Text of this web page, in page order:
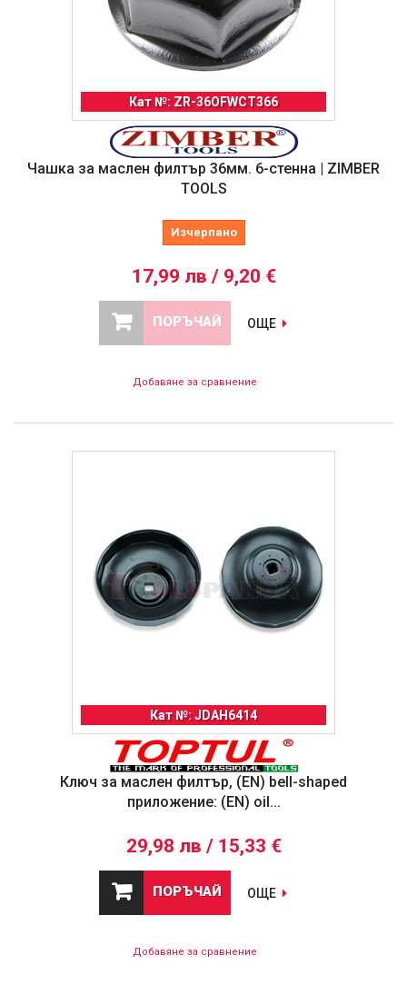
Кат №: ZR-36OFWCT366
Чашка за маслен филтър 36мм. 6-стенна | ZIMBER
TOOLS
Изчерпано
17,99 лв / 9,20 €
ПОРЪЧАЙ ОЩЕ
Добавяне за сравнение
Кат №: JDAH6414
Ключ за маслен филтър, (EN) bell-shaped
приложение: (EN) oil...
29,98 лв / 15,33 €
ПОРЪЧАЙ ОЩЕ
Добавяне за сравнение